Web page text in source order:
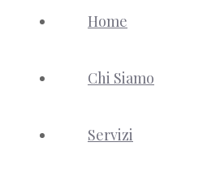
Home
Chi Siamo
Servizi